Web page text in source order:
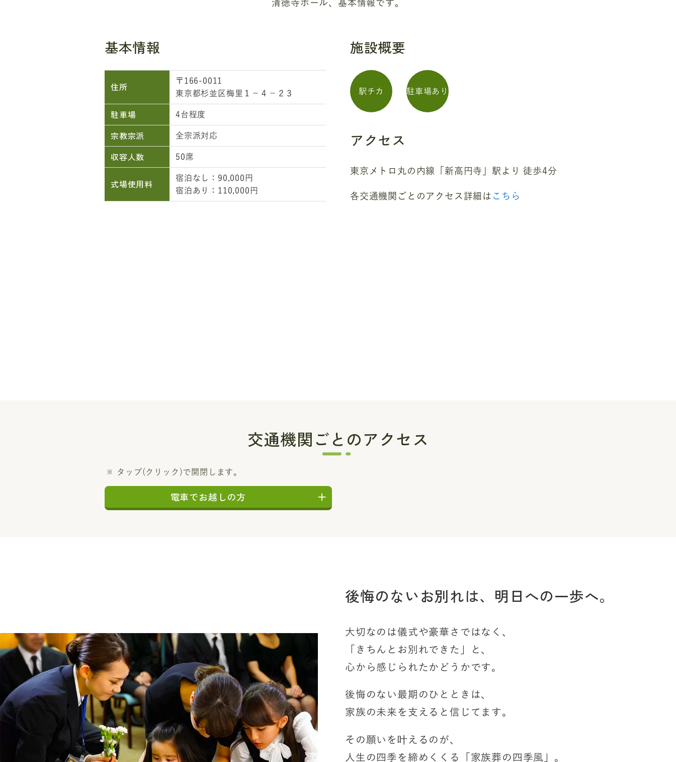
清徳寺ホール、基本情報です。
基本情報
住所
〒166-0011
東京都杉並区梅里１－４－２３
駐車場 4台程度
宗教宗派 全宗派対応
収容人数 50席
式場使用料
宿泊なし：90,000円
宿泊あり：110,000円
施設概要
駅チカ 駐車場あり
アクセス
東京メトロ丸の内線「新高円寺」駅より 徒歩4分
各交通機関ごとのアクセス詳細は こちら
交通機関ごとのアクセス
タップ(クリック)で開閉します。
電車でお越しの方
後悔のないお別れは、 明日への一歩へ。
大切なのは儀式や豪華さではなく、
「きちんとお別れできた」と、
心から感じられたかどうかです。
後悔のない最期のひとときは、
家族の未来を支えると信じてます。
その願いを叶えるのが、
人生の四季を締めくくる「家族葬の四季風」。